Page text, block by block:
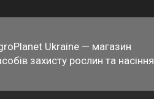
Ukraine — магазин
захисту рослин та насіння